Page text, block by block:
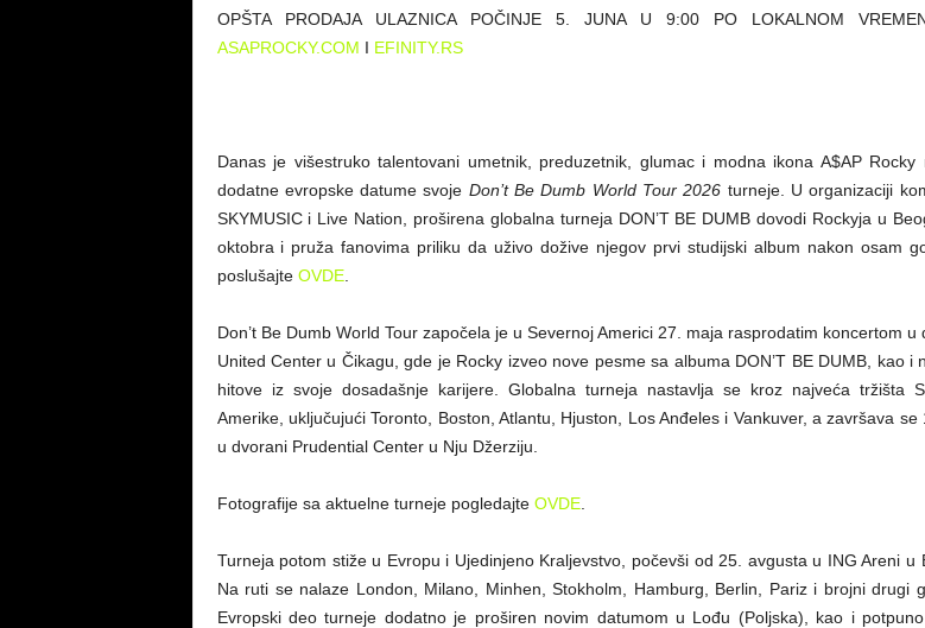
OPŠTA PRODAJA ULAZNICA POČINJE 5. JUNA U 9:00 PO LOKALNOM
ASAPROCKY.COM I EFINITY.RS
Danas je višestruko talentovani umetnik, preduzetnik, glumac i modna ikona A$AP Rocky
dodatne evropske datume svoje Don’t Be Dumb World Tour 2026 turneje. U organizaciji
SKYMUSIC i Live Nation, proširena globalna turneja DON’T BE DUMB dovodi Rockyja u
oktobra i pruža fanovima priliku da uživo dožive njegov prvi studijski album nakon osam
poslušajte OVDE.
Don’t Be Dumb World Tour započela je u Severnoj Americi 27. maja rasprodatim koncertom u
United Center u Čikagu, gde je Rocky izveo nove pesme sa albuma DON’T BE DUMB, kao i
hitove iz svoje dosadašnje karijere. Globalna turneja nastavlja se kroz najveća tržišta
Amerike, uključujući Toronto, Boston, Atlantu, Hjuston, Los Anđeles i Vankuver, a završava se
u dvorani Prudential Center u Nju Džerziju.
Fotografije sa aktuelne turneje pogledajte OVDE.
Turneja potom stiže u Evropu i Ujedinjeno Kraljevstvo, počevši od 25. avgusta u ING Areni u
Na ruti se nalaze London, Milano, Minhen, Stokholm, Hamburg, Berlin, Pariz i brojni drugi
Evropski deo turneje dodatno je proširen novim datumom u Lođu (Poljska), kao i